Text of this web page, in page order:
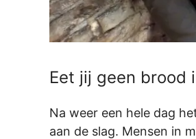
Eet jij geen brood
Na weer een hele dag
aan de slag. Mensen in